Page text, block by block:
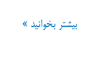
چرا
بیشتر بخوانید »